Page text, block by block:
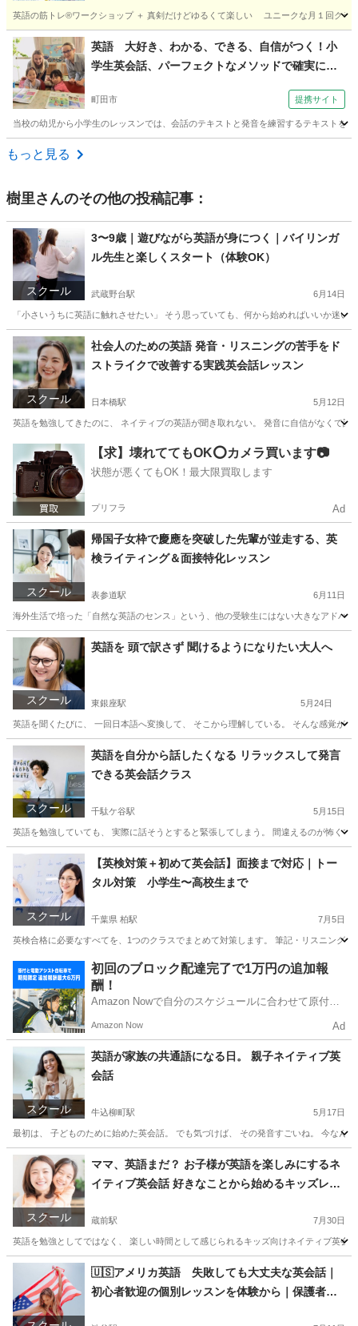
英語の筋トレ®️ワークショップ ＋ 真剣だけどゆるくて楽しい ユニークな月１回クラ
東京 中央区 日本橋駅 英会話 筋トレ
英語 大好き、わかる、できる、自信がつく！小
学生英会話、パーフェクトなメソッドで確実に上
町田市 提携サイト
当校の幼児から小学生のレッスンでは、会話のテキストと発音を練習するテキストを
東京 町田市
もっと見る
樹里さんのその他の投稿記事：
スクール
3〜9歳｜遊びながら英語が身につく｜バイリンガ
ル先生と楽しくスタート（体験OK）
武蔵野台駅 6月14日
「小さいうちに英語に触れさせたい」 そう思っていても、何から始めればいいか迷
東京 港区 武蔵野台駅 英語/基礎英語 バイリンガル
スクール
社会人のための英語 発音・リスニングの苦手をド
ストライクで改善する実践英会話レッスン
日本橋駅 5月12日
英語を勉強してきたのに、 ネイティブの英語が聞き取れない。 発音に自信がなくて
東京 中央区 日本橋駅 ビジネス英語 社会人
【求】壊れててもOK⭕️カメラ買います📷
状態が悪くてもOK！最大限買取します
プリフラ Ad
スクール
帰国子女枠で慶應を突破した先輩が並走する、英
検ライティング＆面接特化レッスン
表参道駅 6月11日
海外生活で培った「自然な英語のセンス」という、他の受験生にはない大きなアドバ
東京 港区 表参道駅 英検 1級
スクール
英語を 頭で訳さず 聞けるようになりたい大人へ
東銀座駅 5月24日
英語を聞くたびに、 一回日本語へ変換して、 そこから理解している。 そんな感覚が
東京 中央区 東銀座駅 発音 大人
スクール
英語を自分から話したくなる リラックスして発言
できる英会話クラス
千駄ケ谷駅 5月15日
英語を勉強していても、 実際に話そうとすると緊張してしまう。 間違えるのが怖く
東京 新宿区 千駄ケ谷駅 塾 クラス
スクール
【英検対策＋初めて英会話】面接まで対応｜トー
タル対策 小学生〜高校生まで
千葉県 柏駅 7月5日
英検合格に必要なすべてを、1つのクラスでまとめて対策します。 筆記・リスニング
柏駅 英会話 1級
初回のブロック配達完了で1万円の追加報
酬！
Amazon Nowで自分のスケジュールに合わせて原付や
う！
Amazon Now Ad
スクール
英語が家族の共通語になる日。 親子ネイティブ英
会話
牛込柳町駅 5月17日
最初は、 子どものために始めた英会話。 でも気づけば、 その発音すごいね。 今なん
東京 新宿区 牛込柳町駅 英会話 親子
スクール
ママ、英語まだ？ お子様が英語を楽しみにするネ
イティブ英会話 好きなことから始めるキッズレッ
蔵前駅 7月30日
英語を勉強としてではなく、 楽しい時間として感じられるキッズ向けネイティブ英
東京 墨田区 蔵前駅 英会話 ネイティブ
🇺🇸アメリカ英語 失敗しても大丈夫な英会話｜
初心者歓迎の個別レッスンを体験から｜保護者相